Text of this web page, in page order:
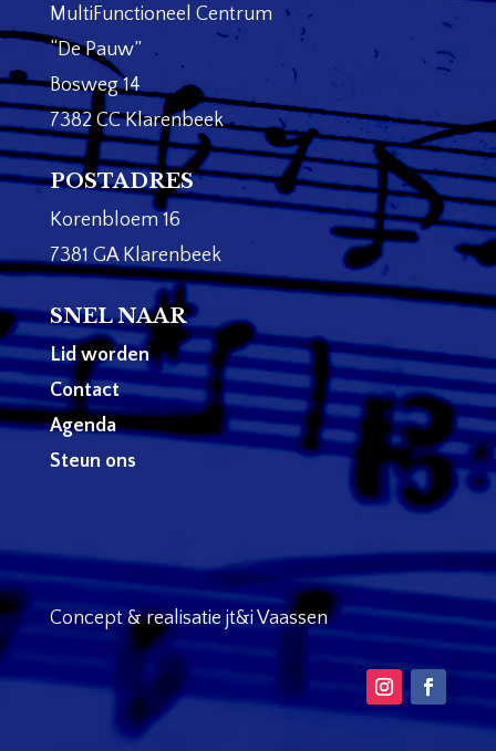
MultiFunctioneel Centrum
“De Pauw”
Bosweg 14
7382 CC Klarenbeek
POSTADRES
Korenbloem 16
7381 GA Klarenbeek
SNEL NAAR
Lid worden
Contact
Agenda
Steun ons
Concept & realisatie jt&i Vaassen